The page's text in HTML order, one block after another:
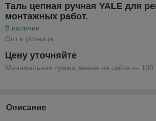
Таль цепная ручная YALE для
монтажных работ.
В наличии
Опт и розница
Цену уточняйте
Минимальная сумма заказа на сайте — 100
Описание